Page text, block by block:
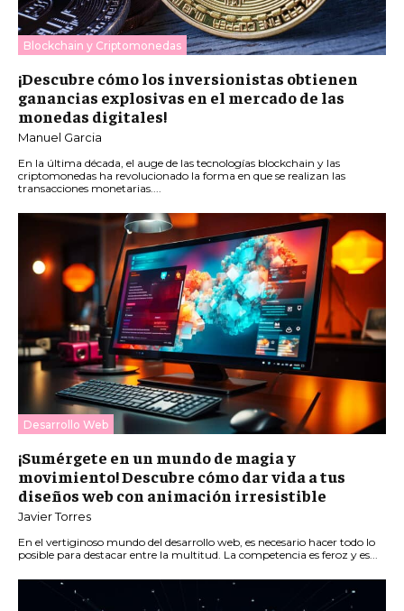
Blockchain y Criptomonedas
¡Descubre cómo los inversionistas obtienen
ganancias explosivas en el mercado de las
monedas digitales!
Manuel Garcia
En la última década, el auge de las tecnologías blockchain y las
criptomonedas ha revolucionado la forma en que se realizan las
transacciones monetarias....
Desarrollo Web
¡Sumérgete en un mundo de magia y
movimiento! Descubre cómo dar vida a tus
diseños web con animación irresistible
Javier Torres
En el vertiginoso mundo del desarrollo web, es necesario hacer todo lo
posible para destacar entre la multitud. La competencia es feroz y es...